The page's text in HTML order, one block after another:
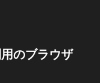
のブラウザ